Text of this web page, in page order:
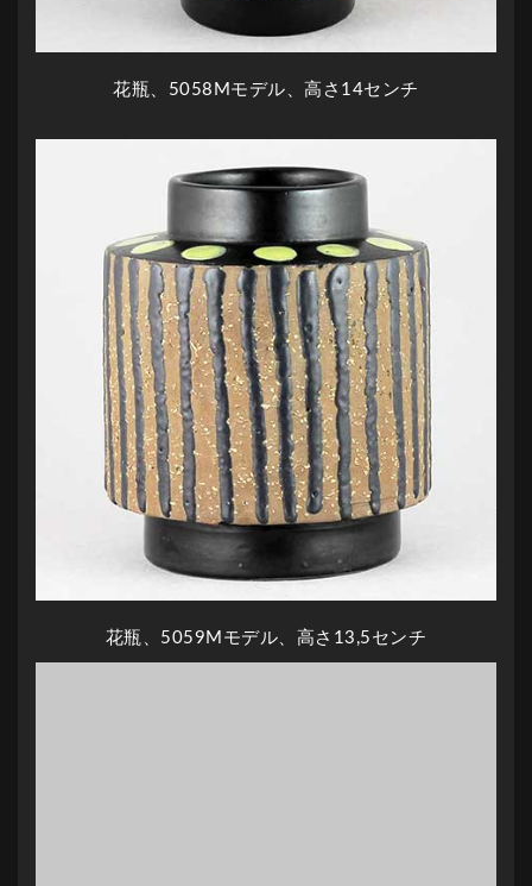
花瓶、5058Mモデル、高さ14センチ
花瓶、5059Mモデル、高さ13,5センチ